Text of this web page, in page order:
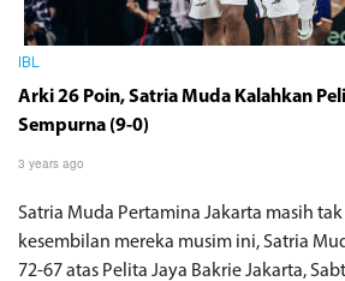
IBL
Arki 26 Poin, Satria Muda Kalahkan
Sempurna (9-0)
3 years ago
Satria Muda Pertamina Jakarta masih
kesembilan mereka musim ini, Satria
72-67 atas Pelita Jaya Bakrie Jakarta,